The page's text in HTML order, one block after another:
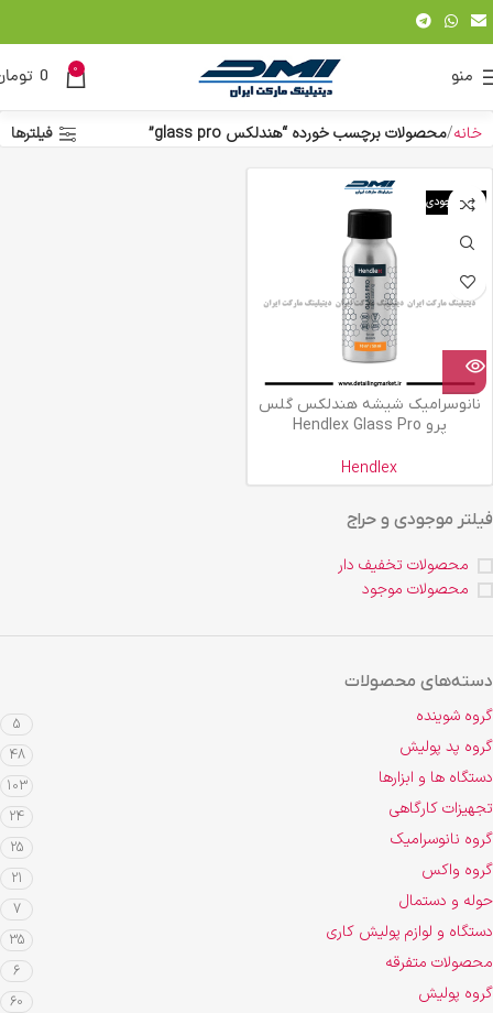
منو 0
0
فیلتر موجودی و حراج
محصولات تخفیف دار
محصولات موجود
دسته‌های محصولات
گروه شوینده 5
گروه پد پولیش 48
دستگاه ها و ابزارها 103
تجهیزات کارگاهی 24
گروه نانوسرامیک 25
گروه واکس 21
حوله و دستمال 7
دستگاه و لوازم پولیش کاری 35
محصولات متفرقه 6
گروه پولیش 60
خانه محصولات برچسب خورده “هندلکس glass pro” فیلترها
اتمام موجودی
نانوسرامیک شیشه هندلکس گلس
پرو Hendlex Glass Pro
Hendlex